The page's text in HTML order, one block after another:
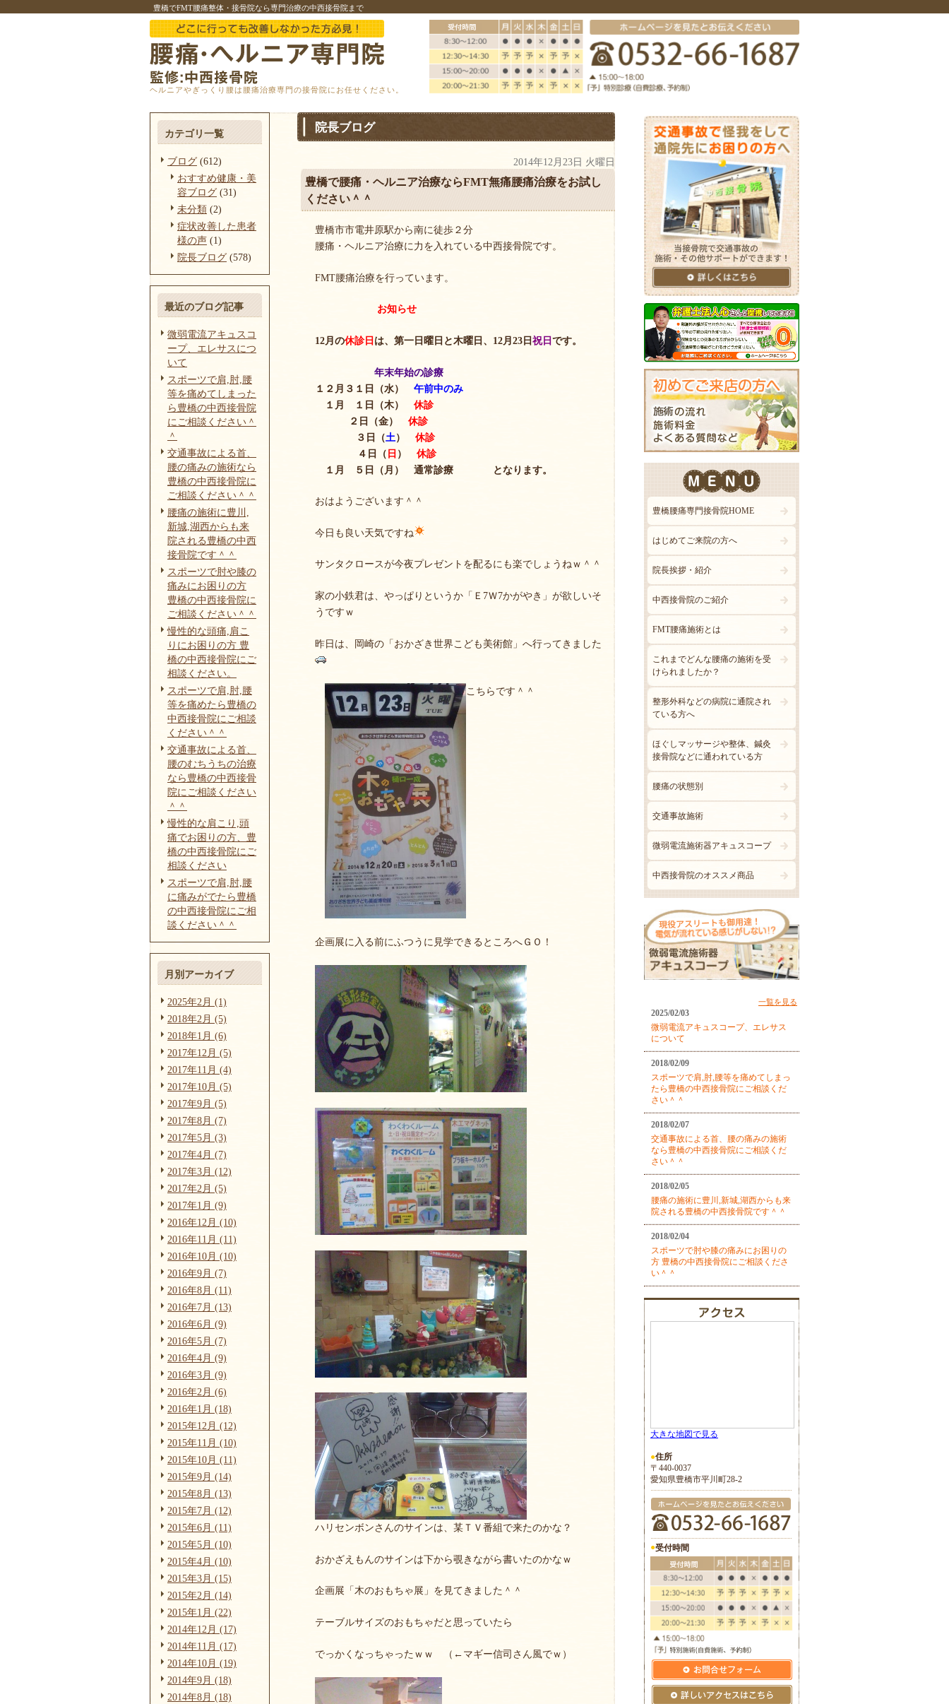
豊橋でFMT腰痛整体・接骨院なら専門治療の中西接骨院まで
ヘルニアやぎっくり腰は腰痛治療専門の接骨院にお任せください。
院長ブログ
2014年12月23日 火曜日
豊橋で腰痛・ヘルニア治療ならFMT無痛腰痛治療をお試し
ください＾＾
豊橋市市電井原駅から南に徒歩２分
腰痛・ヘルニア治療に力を入れている中西接骨院です。
FMT腰痛治療を行っています。
お知らせ
12月の休診日 は、第一日曜日と木曜日、12月23日祝日です。
年末年始の診療
１２月３１日（水）
午前中のみ
１月 １日（木） 休診
２日（金） 休診
３日（土） 休診
４日（ 日 ） 休診
１月 ５日（月） 通常診療 となります。
おはようございます＾＾
今日も良い天気ですね
サンタクロースが今夜プレゼントを配るにも楽でしょうねｗ＾＾
家の小鉄君は、やっぱりというか「Ｅ7Ｗ7かがやき」が欲しいそ
うですｗ
昨日は、岡崎の「おかざき世界こども美術館」へ行ってきました
こちらです＾＾
企画展に入る前にふつうに見学できるところへＧＯ！
ハリセンボンさんのサインは、某ＴＶ番組で来たのかな？
おかざえもんのサインは下から覗きながら書いたのかなｗ
企画展「木のおもちゃ展」を見てきました＾＾
テーブルサイズのおもちゃだと思っていたら
でっかくなっちゃったｗｗ （←マギー信司さん風でｗ）
カテゴリ一覧
ブログ (612)
おすすめ健康・美
容ブログ (31)
未分類 (2)
症状改善した患者
様の声 (1)
院長ブログ (578)
最近のブログ記事
微弱電流アキュスコ
ープ、エレサスにつ
いて
スポーツで肩,肘,腰
等を痛めてしまった
ら豊橋の中西接骨院
にご相談ください＾
＾
交通事故による首、
腰の痛みの施術なら
豊橋の中西接骨院に
ご相談ください＾＾
腰痛の施術に豊川,
新城,湖西からも来
院される豊橋の中西
接骨院です＾＾
スポーツで肘や膝の
痛みにお困りの方
豊橋の中西接骨院に
ご相談ください＾＾
慢性的な頭痛,肩こ
りにお困りの方 豊
橋の中西接骨院にご
相談ください。
スポーツで肩,肘,腰
等を痛めたら豊橋の
中西接骨院にご相談
ください＾＾
交通事故による首、
腰のむちうちの治療
なら豊橋の中西接骨
院にご相談ください
＾＾
慢性的な肩こり,頭
痛でお困りの方、豊
橋の中西接骨院にご
相談ください
スポーツで肩,肘,腰
に痛みがでたら豊橋
の中西接骨院にご相
談ください＾＾
月別アーカイブ
2025年2月 (1)
2018年2月 (5)
2018年1月 (6)
2017年12月 (5)
2017年11月 (4)
2017年10月 (5)
2017年9月 (5)
2017年8月 (7)
2017年5月 (3)
2017年4月 (7)
2017年3月 (12)
2017年2月 (5)
2017年1月 (9)
2016年12月 (10)
2016年11月 (11)
2016年10月 (10)
2016年9月 (7)
2016年8月 (11)
2016年7月 (13)
2016年6月 (9)
2016年5月 (7)
2016年4月 (9)
2016年3月 (9)
2016年2月 (6)
2016年1月 (18)
2015年12月 (12)
2015年11月 (10)
2015年10月 (11)
2015年9月 (14)
2015年8月 (13)
2015年7月 (12)
2015年6月 (11)
2015年5月 (10)
2015年4月 (10)
2015年3月 (15)
2015年2月 (14)
2015年1月 (22)
2014年12月 (17)
2014年11月 (17)
2014年10月 (19)
2014年9月 (18)
2014年8月 (18)
豊橋腰痛専門接骨院HOME
はじめてご来院の方へ
院長挨拶・紹介
中西接骨院のご紹介
FMT腰痛施術とは
これまでどんな腰痛の施術を受
けられましたか？
整形外科などの病院に通院され
ている方へ
ほぐしマッサージや整体、鍼灸
接骨院などに通われている方
腰痛の状態別
交通事故施術
微弱電流施術器アキュスコープ
中西接骨院のオススメ商品
一覧を見る
2025/02/03
微弱電流アキュスコープ、エレサス
について
2018/02/09
スポーツで肩,肘,腰等を痛めてしまっ
たら豊橋の中西接骨院にご相談くだ
さい＾＾
2018/02/07
交通事故による首、腰の痛みの施術
なら豊橋の中西接骨院にご相談くだ
さい＾＾
2018/02/05
腰痛の施術に豊川,新城,湖西からも来
院される豊橋の中西接骨院です＾＾
2018/02/04
スポーツで肘や膝の痛みにお困りの
方 豊橋の中西接骨院にご相談くださ
い＾＾
大きな地図で見る
●住所
〒440-0037
愛知県豊橋市平川町28-2
●受付時間